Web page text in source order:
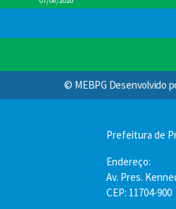
© MEBPG Desenvolvido
Prefeitura de
Endereço:
Av. Pres.
CEP: 11704-900